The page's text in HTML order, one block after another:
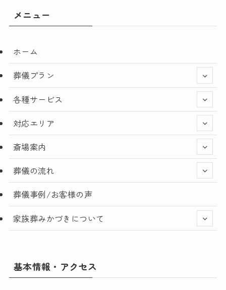
メニュー
ホーム
葬儀プラン
各種サービス
対応エリア
斎場案内
葬儀の流れ
葬儀事例/お客様の声
家族葬みかづきについて
基本情報・アクセス